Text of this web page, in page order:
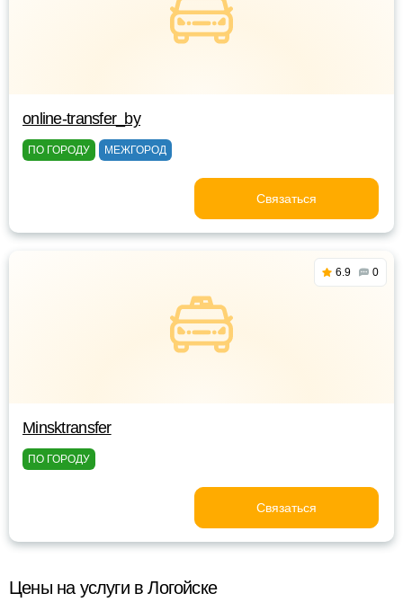
online-transfer_by
ПО ГОРОДУ МЕЖГОРОД
Связаться
6.9 0
Minsktransfer
ПО ГОРОДУ
Связаться
Цены на услуги в Логойске